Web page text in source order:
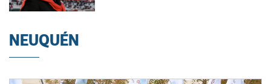
NEUQUÉN